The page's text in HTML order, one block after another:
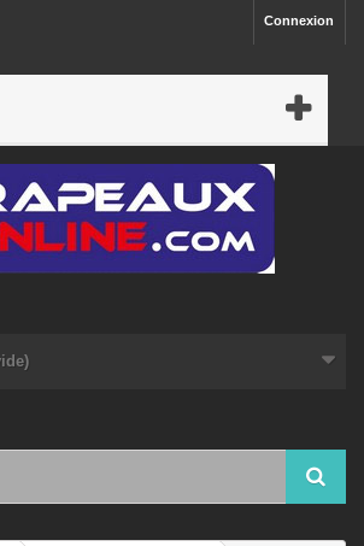
Connexion